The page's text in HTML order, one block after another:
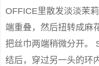
OFFICE里散发淡淡茉
端重叠，然后扭转成麻
把丝巾两端稍微分开。
结后，穿过另一头的环